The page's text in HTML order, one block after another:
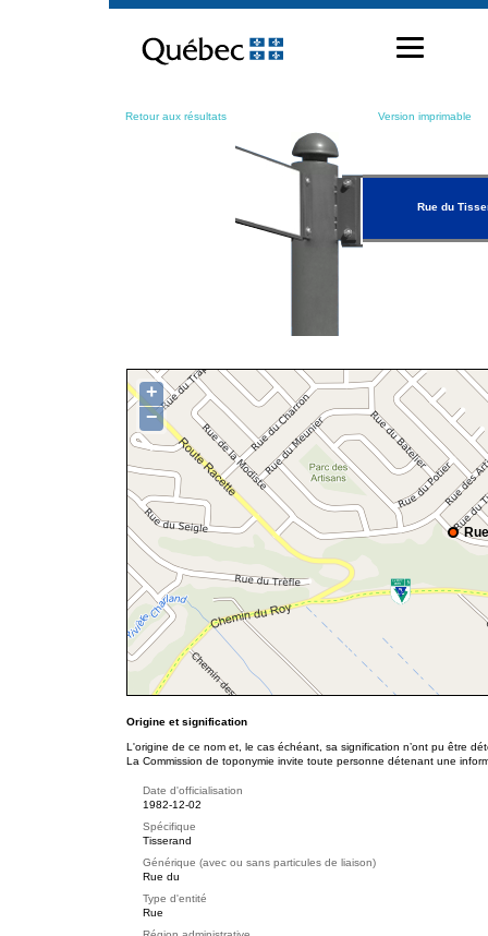
contenu
Retour aux résultats Version imprimable
Rue du
+
−
Origine et signification
L'origine de ce nom et, le cas échéant, sa signification n’ont pu être
La Commission de toponymie invite toute personne détenant une
Date d'officialisation
1982-12-02
Spécifique
Tisserand
Générique (avec ou sans particules de liaison)
Rue du
Type d'entité
Rue